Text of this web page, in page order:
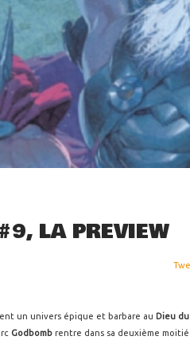
LA PREVIEW
un univers épique et barbare au Dieu du
Godbomb rentre dans sa deuxième moitié